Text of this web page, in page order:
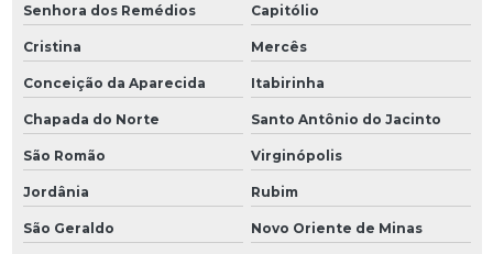
Senhora dos Remédios Capitólio
Cristina Mercês
Conceição da Aparecida Itabirinha
Chapada do Norte Santo Antônio do Jacinto
São Romão Virginópolis
Jordânia Rubim
São Geraldo Novo Oriente de Minas